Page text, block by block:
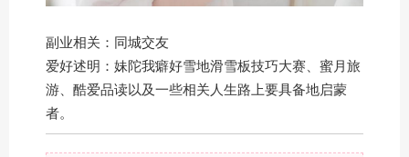
副业相关：同城交友
爱好述明：妹陀我癖好雪地滑雪板技巧大赛、蜜月旅
游、酷爱品读以及一些相关人生路上要具备地启蒙
者。